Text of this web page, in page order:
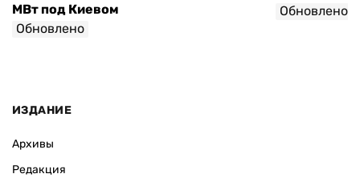
МВт под Киевом
Обновлено
Обновлено
ИЗДАНИЕ
Архивы
Редакция